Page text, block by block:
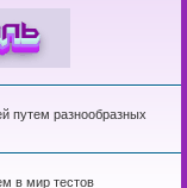
путем разнообразных
в мир тестов